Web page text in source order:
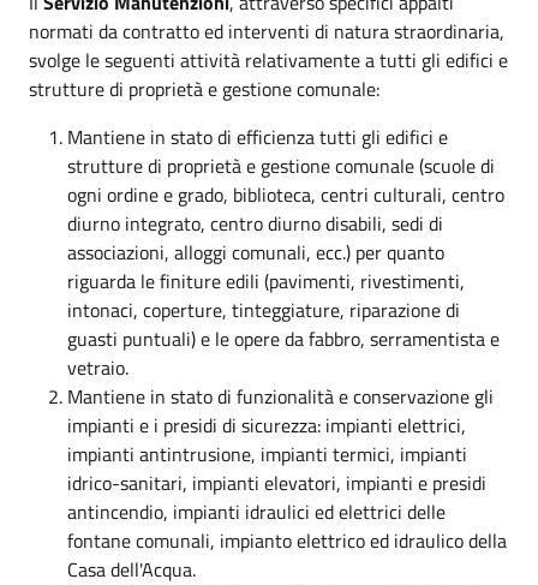
normati da contratto ed interventi di natura straordinaria,
svolge le seguenti attività relativamente a tutti gli edifici e
strutture di proprietà e gestione comunale:
Mantiene in stato di efficienza tutti gli edifici e
strutture di proprietà e gestione comunale (scuole di
ogni ordine e grado, biblioteca, centri culturali, centro
diurno integrato, centro diurno disabili, sedi di
associazioni, alloggi comunali, ecc.) per quanto
riguarda le finiture edili (pavimenti, rivestimenti,
intonaci, coperture, tinteggiature, riparazione di
guasti puntuali) e le opere da fabbro, serramentista e
vetraio.
Mantiene in stato di funzionalità e conservazione gli
impianti e i presidi di sicurezza: impianti elettrici,
impianti antintrusione, impianti termici, impianti
idrico-sanitari, impianti elevatori, impianti e presidi
antincendio, impianti idraulici ed elettrici delle
fontane comunali, impianto elettrico ed idraulico della
Casa dell'Acqua.